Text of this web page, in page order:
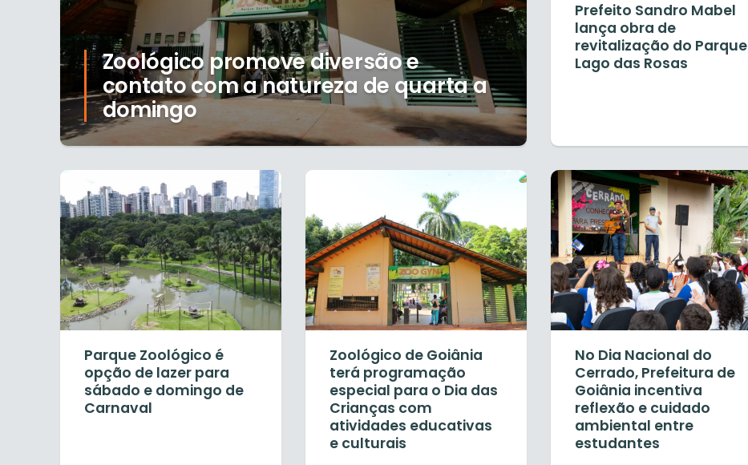
Zoológico promove diversão e
contato com a natureza de quarta a
domingo
Prefeito Sandro Mabel
lança obra de
revitalização do Parque
Lago das Rosas
Parque Zoológico é
opção de lazer para
sábado e domingo de
Carnaval
Zoológico de Goiânia
terá programação
especial para o Dia das
Crianças com
atividades educativas
e culturais
No Dia Nacional do
Cerrado, Prefeitura de
Goiânia incentiva
reflexão e cuidado
ambiental entre
estudantes